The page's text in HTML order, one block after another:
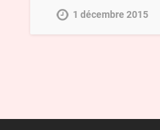
1 décembre 2015